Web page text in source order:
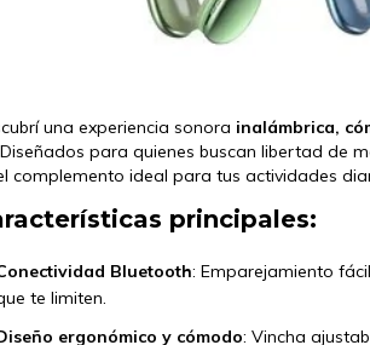
una experiencia sonora inalámbrica,
para quienes buscan libertad de
complemento ideal para tus actividades
principales:
Bluetooth: Emparejamiento
te limiten.
ergonómico y cómodo: Vincha